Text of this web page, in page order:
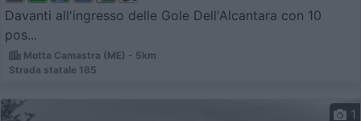
Davanti all'ingresso delle Gole Dell'Alcantara con 10
pos...
Motta Camastra (ME) - 5km
Strada statale 185
1